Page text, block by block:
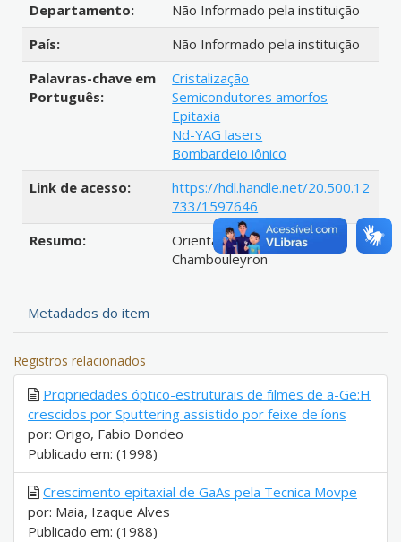
Departamento:
Não Informado pela instituição
País:
Não Informado pela instituição
Palavras-chave em
Português:
Cristalização
Semicondutores amorfos
Epitaxia
Nd-YAG lasers
Bombardeio iônico
Link de acesso:
https://hdl.handle.net/20.500.12
733/1597646
Resumo:
Orientador: Ivan Emilio
Chambouleyron
Metadados do item
Registros relacionados
Propriedades óptico-estruturais de filmes de a-Ge:H
crescidos por Sputtering assistido por feixe de íons
por: Origo, Fabio Dondeo
Publicado em: (1998)
Crescimento epitaxial de GaAs pela Tecnica Movpe
por: Maia, Izaque Alves
Publicado em: (1988)